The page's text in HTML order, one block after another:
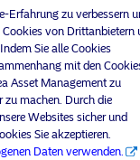
Erfahrung zu verbessern
von Drittanbietern
Sie alle Cookies
mit den
Asset Management zu
zu machen. Durch die
Websites sicher und
Sie akzeptieren.
Daten verwenden.